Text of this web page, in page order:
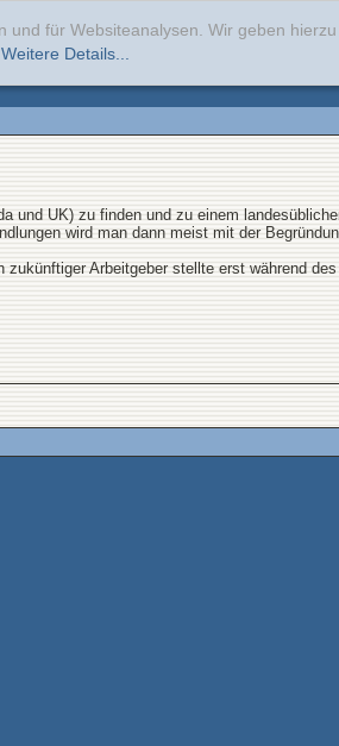
für Websiteanalysen. Wir geben
Weitere Details...
UK) zu finden und zu einem
wird man dann meist mit der
Arbeitgeber stellte erst während